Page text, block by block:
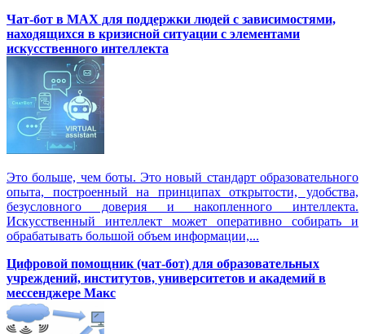
Чат-бот в MAX для поддержки людей с зависимостями,
находящихся в кризисной ситуации с элементами
искусственного интеллекта
Это больше, чем боты. Это новый стандарт образовательного
опыта, построенный на принципах открытости, удобства,
безусловного доверия и накопленного интеллекта.
Искусственный интеллект может оперативно собирать и
обрабатывать большой объем информации,...
Цифровой помощник (чат-бот) для образовательных
учреждений, институтов, университетов и академий в
мессенджере Макс